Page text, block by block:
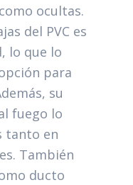
ocultas.
del PVC es
lo que lo
para
su
fuego lo
tanto en
También
ducto